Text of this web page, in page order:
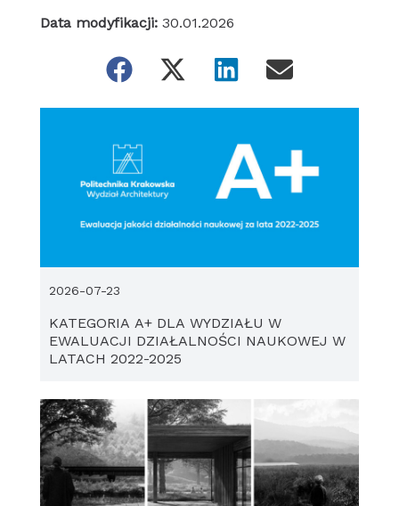
Data modyfikacji: 30.01.2026
KATEGORIA A+ DLA WYDZIAŁU W
EWALUACJI DZIAŁALNOŚCI NAUKOWEJ W
LATACH 2022-2025
2026-07-23